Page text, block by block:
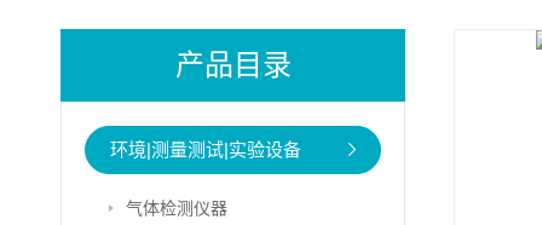
产品目录
环境|测量测试|实验设备
气体检测仪器